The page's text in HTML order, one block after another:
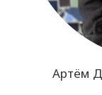
Артём